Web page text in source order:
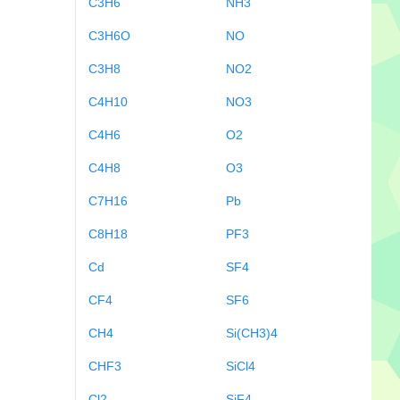
C3H6O
C3H8
C4H10
C4H6
C4H8
C7H16
C8H18
Cd
CF4
CH4
CHF3
NO
NO2
NO3
O2
O3
Pb
PF3
SF4
SF6
Si(CH3)4
SiCl4